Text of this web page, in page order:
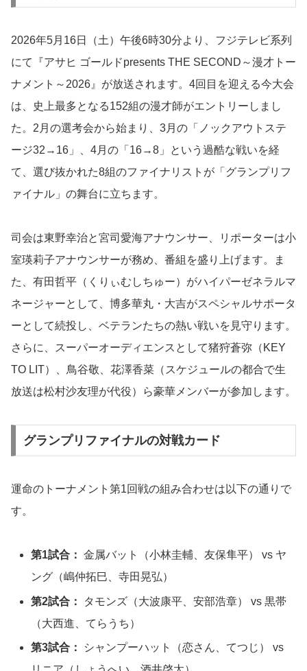
2026年5月16日（土）午後6時30分より、フジテレビ系列
にて『アサヒ ゴールドpresents THE SECOND～漫才トー
ナメント～2026』が放送されます。4回目を迎える今大会
は、史上最多となる152組の漫才師がエントリーしまし
た。2月の選考会から始まり、3月の「ノックアウトステ
ージ32→16」、4月の「16→8」という過酷な戦いを経
て、選び抜かれた8組のファイナリストが「グランプリフ
ァイナル」の舞台に立ちます。
司会は東野幸治と宮司愛海アナウンサー、リポーターは小
室瑛莉子アナウンサーが務め、番組を盛り上げます。ま
た、有田哲平（くりぃむしちゅー）がハイパーゼネラルマ
ネージャーとして、博多華丸・大吉がスペシャルサポータ
ーとして続投し、ベテランたちの熱い戦いを見守ります。
さらに、スーパーオーディエンスとして猪狩蒼弥（KEY
TO LIT）、鳥谷敬、花澤香菜（スケジュールの都合で生
放送は松村沙友理が代役）ら豪華メンバーが参加します。
グランプリファイナルの対戦カード
運命のトーナメント第1回戦の組み合わせは以下の通りで
す。
第1試合： 金属バット（小林圭輔、友保隼平） vs ヤ
ング（嶋仲拓巳、寺田晃弘）
第2試合：
タモンズ（大波康平、安部浩章） vs 黒帯
（大西進、てらうち）
第3試合：
シャンプーハット（恋さん、てつじ） vs